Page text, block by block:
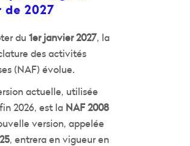
2027
du 1er janvier 2027, la
des activités
(NAF) évolue.
actuelle, utilisée
2026, est la NAF 2008
version, appelée
, entrera en vigueur en